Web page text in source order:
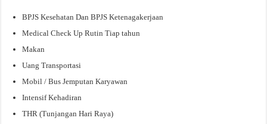
BPJS Kesehatan Dan BPJS Ketenagakerjaan
Medical Check Up Rutin Tiap tahun
Makan
Uang Transportasi
Mobil / Bus Jemputan Karyawan
Intensif Kehadiran
THR (Tunjangan Hari Raya)